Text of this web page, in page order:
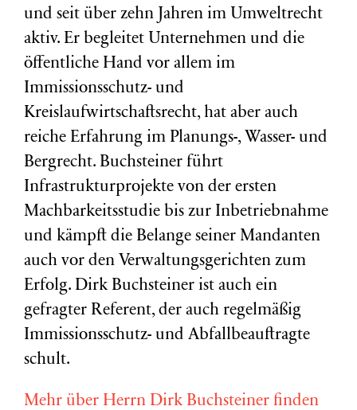
und seit über zehn Jahren im Umweltrecht
aktiv. Er begleitet Unternehmen und die
öffentliche Hand vor allem im
Immissionsschutz- und
Kreislaufwirtschaftsrecht, hat aber auch
reiche Erfahrung im Planungs-, Wasser- und
Bergrecht. Buchsteiner führt
Infrastrukturprojekte von der ersten
Machbarkeitsstudie bis zur Inbetriebnahme
und kämpft die Belange seiner Mandanten
auch vor den Verwaltungsgerichten zum
Erfolg. Dirk Buchsteiner ist auch ein
gefragter Referent, der auch regelmäßig
Immissionsschutz- und Abfallbeauftragte
schult.
Mehr über Herrn Dirk Buchsteiner finden